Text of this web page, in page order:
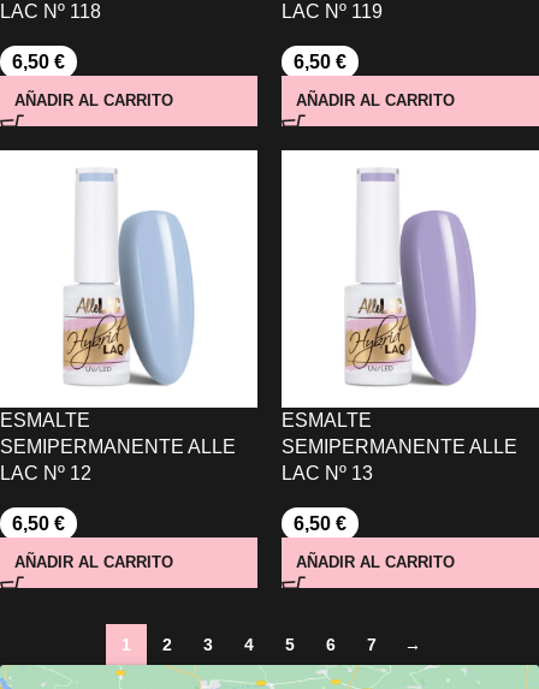
LAC Nº 118
6,50 €
AÑADIR AL CARRITO
LAC Nº 119
6,50 €
AÑADIR AL CARRITO
ESMALTE
SEMIPERMANENTE ALLE
LAC Nº 12
6,50 €
AÑADIR AL CARRITO
ESMALTE
SEMIPERMANENTE ALLE
LAC Nº 13
6,50 €
AÑADIR AL CARRITO
1 2 3 4 5 6 7 →